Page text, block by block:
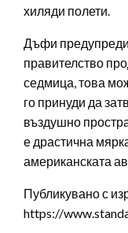
хиляди полети.
Дъфи
правителство
седмица, това
го принуди да
въздушно
е драстична
американската
Публикувано с
https://